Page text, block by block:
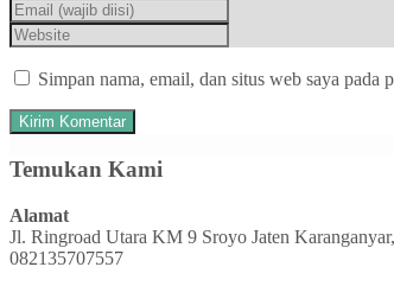
Simpan nama, email, dan situs web saya
Temukan Kami
Alamat
Jl. Ringroad Utara KM 9 Sroyo Jaten
082135707557